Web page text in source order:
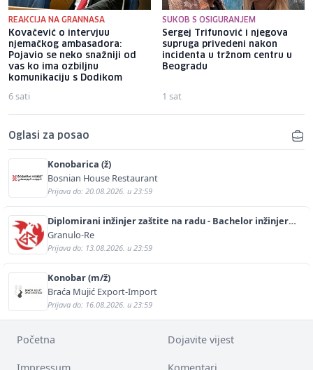
REAKCIJA NA GRANNASA
Kovačević o intervjuu
njemačkog ambasadora:
Pojavio se neko snažniji od
vas ko ima ozbiljnu
komunikaciju s Dodikom
6 sati
SUKOB S OSIGURANJEM
Sergej Trifunović i njegova
supruga privedeni nakon
incidenta u tržnom centru u
Beogradu
1 sat
Oglasi za posao
Konobarica (ž)
Bosnian House Restaurant
Prijava do: 20.08.2026. u 23:59
Diplomirani inžinjer zaštite na radu - Bachelor inžinjer
sigurnosti i pomoći (m/ž)
Granulo-Re
Prijava do: 13.08.2026. u 23:59
Konobar (m/ž)
Braća Mujić Export-Import
Prijava do: 16.08.2026. u 23:59
Početna Dojavite vijest